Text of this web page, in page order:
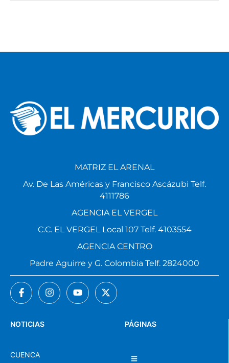
PÁGINAS
NOTICIAS
CUENCA
MATRIZ EL ARENAL
Av. De Las Américas y Francisco Ascázubi Telf.
4111786
AGENCIA EL VERGEL
C.C. EL VERGEL Local 107 Telf. 4103554
AGENCIA CENTRO
Padre Aguirre y G. Colombia Telf. 2824000